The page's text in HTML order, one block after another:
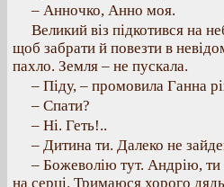
– Анночко, Анно моя.
Великий віз підкотився на
щоб забрати й повезти в
пахло. Земля – не пускала.
– Піду, – промовила Ганна
– Спати?
– Ні. Геть!..
– Дитина ти. Далеко не
– Божеволію тут. Андрію, ти
на серці. Тримаюся хорого